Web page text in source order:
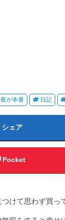
が本番 日記
シェア
Pocket
けて思わず買っ